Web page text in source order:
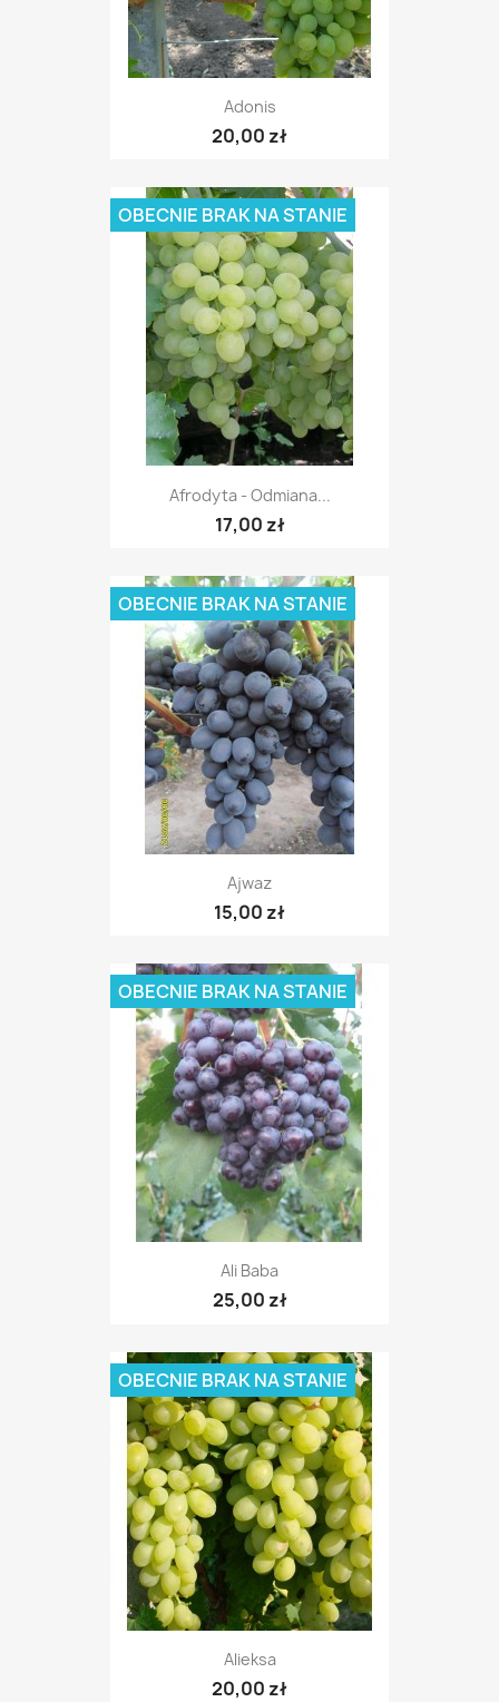
Adonis
20,00 zł
Afrodyta - Odmiana...
17,00 zł
OBECNIE BRAK NA STANIE
Ajwaz
15,00 zł
OBECNIE BRAK NA STANIE
Ali Baba
25,00 zł
OBECNIE BRAK NA STANIE
Alieksa
20,00 zł
OBECNIE BRAK NA STANIE